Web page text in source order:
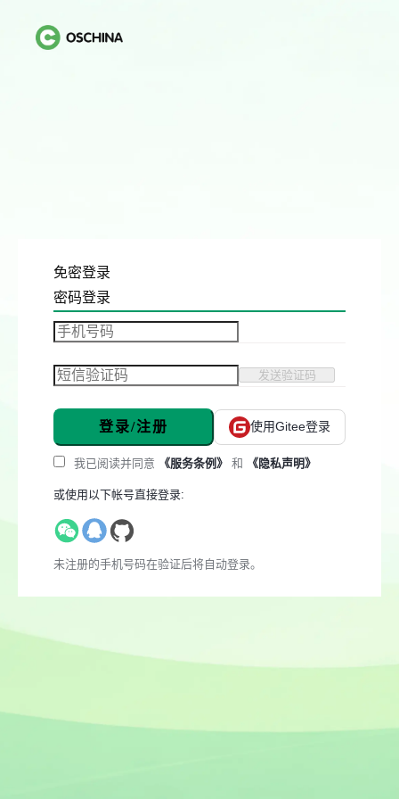
免密登录
密码登录
发送验证码
登录/注册 使用Gitee登录
我已阅读并同意 《服务条例》 和 《隐私声明》
或使用以下帐号直接登录:
未注册的手机号码在验证后将自动登录。